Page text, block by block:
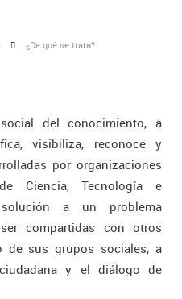
¿De qué se trata?
del conocimiento, a
visibiliza, reconoce y
por organizaciones
Ciencia, Tecnología e
a un problema
compartidas con otros
de sus grupos sociales, a
y el diálogo de